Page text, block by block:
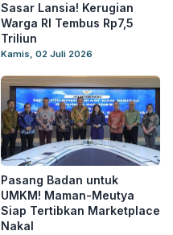
Sasar Lansia! Kerugian
Warga RI Tembus Rp7,5
Triliun
Kamis, 02 Juli 2026
Pasang Badan untuk
UMKM! Maman-Meutya
Siap Tertibkan Marketplace
Nakal